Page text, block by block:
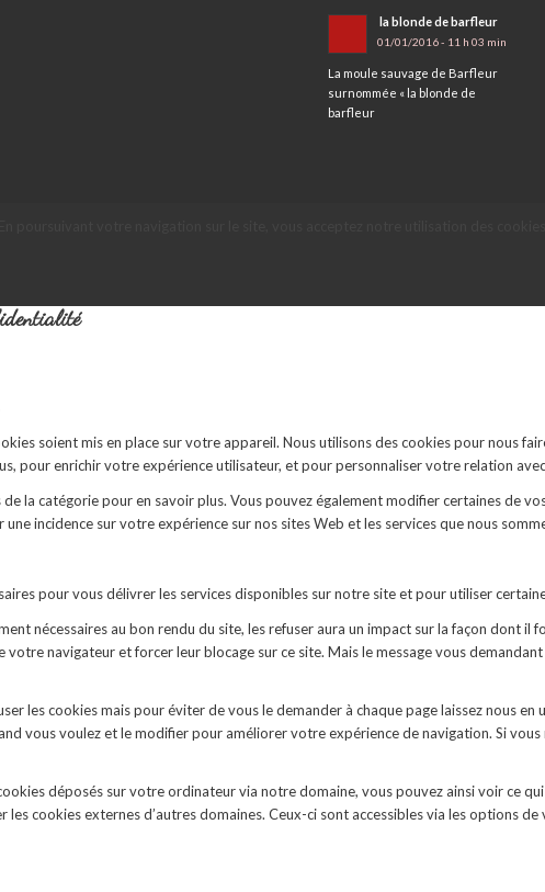
la blonde de barfleur
01/01/2016 - 11 h 03 min
La moule sauvage de Barfleur
surnommée « la blonde de
barfleur
soient mis en place sur votre appareil. Nous utilisons des cookies pour nous
pour enrichir votre expérience utilisateur, et pour personnaliser votre relation
la catégorie pour en savoir plus. Vous pouvez également modifier certaines de
incidence sur votre expérience sur nos sites Web et les services que nous
pour vous délivrer les services disponibles sur notre site et pour utiliser
nécessaires au bon rendu du site, les refuser aura un impact sur la façon dont il
votre navigateur et forcer leur blocage sur ce site. Mais le message vous
les cookies mais pour éviter de vous le demander à chaque page laissez nous en
vous voulez et le modifier pour améliorer votre expérience de navigation. Si
déposés sur votre ordinateur via notre domaine, vous pouvez ainsi voir ce
les cookies externes d’autres domaines. Ceux-ci sont accessibles via les options